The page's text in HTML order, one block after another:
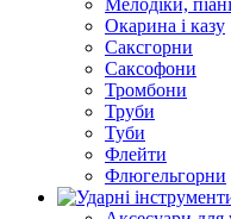
Мелодіки,
Окарина і казу
Саксгорни
Саксофони
Тромбони
Труби
Туби
Флейти
Флюгельгорни